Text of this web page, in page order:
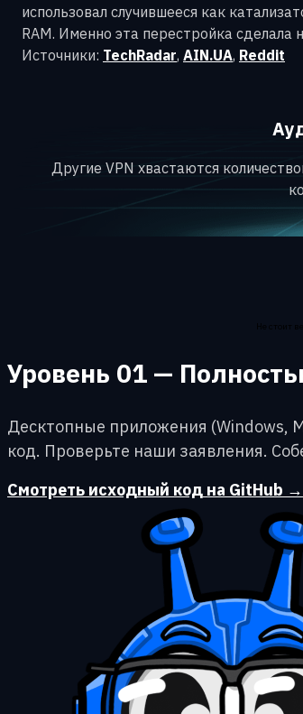
использовал случившееся как
RAM. Именно эта перестройка
Источники: TechRadar, AIN.UA, Reddit
Другие VPN хвастаются
Не стоит
Уровень 01 —
Десктопные приложения (Windows,
код. Проверьте наши заявления.
Смотреть исходный код на GitHub →